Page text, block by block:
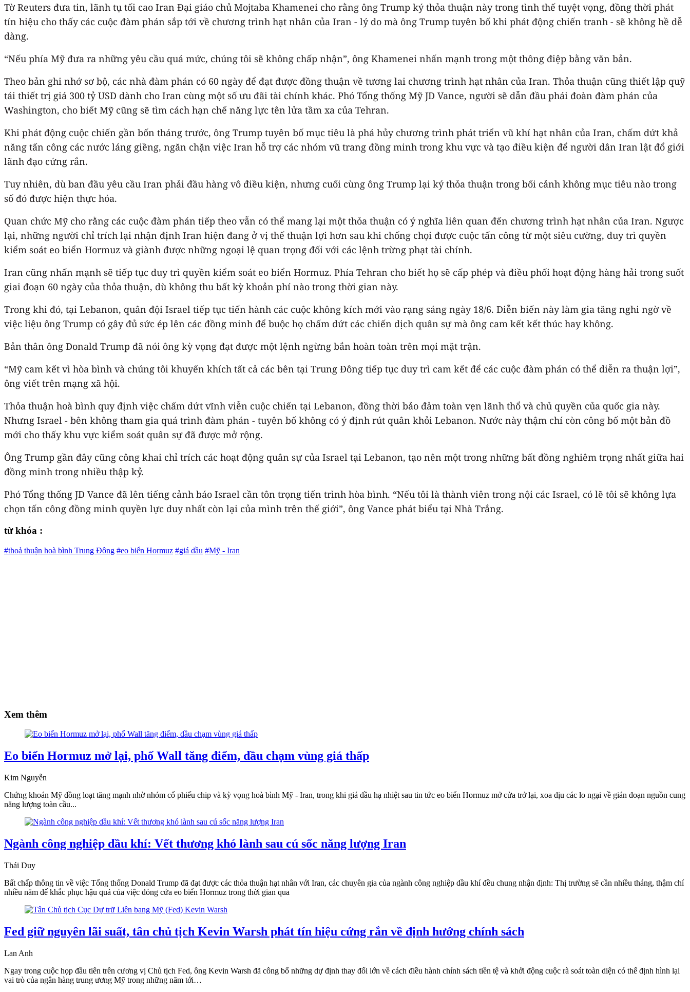
Tờ Reuters đưa tin, lãnh tụ tối cao Iran Đại giáo chủ Mojtaba Khamenei cho rằng ông Trump ký thỏa thuận này trong tình thế tuyệt vọng, đồng thời phát
tín hiệu cho thấy các cuộc đàm phán sắp tới về chương trình hạt nhân của Iran - lý do mà ông Trump tuyên bố khi phát động chiến tranh - sẽ không hề dễ
dàng.
“Nếu phía Mỹ đưa ra những yêu cầu quá mức, chúng tôi sẽ không chấp nhận”, ông Khamenei nhấn mạnh trong một thông điệp bằng văn bản.
Theo bản ghi nhớ sơ bộ, các nhà đàm phán có 60 ngày để đạt được đồng thuận về tương lai chương trình hạt nhân của Iran. Thỏa thuận cũng thiết lập quỹ
tái thiết trị giá 300 tỷ USD dành cho Iran cùng một số ưu đãi tài chính khác. Phó Tổng thống Mỹ JD Vance, người sẽ dẫn đầu phái đoàn đàm phán của
Washington, cho biết Mỹ cũng sẽ tìm cách hạn chế năng lực tên lửa tầm xa của Tehran.
Khi phát động cuộc chiến gần bốn tháng trước, ông Trump tuyên bố mục tiêu là phá hủy chương trình phát triển vũ khí hạt nhân của Iran, chấm dứt khả
năng tấn công các nước láng giềng, ngăn chặn việc Iran hỗ trợ các nhóm vũ trang đồng minh trong khu vực và tạo điều kiện để người dân Iran lật đổ giới
lãnh đạo cứng rắn.
Tuy nhiên, dù ban đầu yêu cầu Iran phải đầu hàng vô điều kiện, nhưng cuối cùng ông Trump lại ký thỏa thuận trong bối cảnh không mục tiêu nào trong
số đó được hiện thực hóa.
Quan chức Mỹ cho rằng các cuộc đàm phán tiếp theo vẫn có thể mang lại một thỏa thuận có ý nghĩa liên quan đến chương trình hạt nhân của Iran. Ngược
lại, những người chỉ trích lại nhận định Iran hiện đang ở vị thế thuận lợi hơn sau khi chống chọi được cuộc tấn công từ một siêu cường, duy trì quyền
kiểm soát eo biển Hormuz và giành được những ngoại lệ quan trọng đối với các lệnh trừng phạt tài chính.
Iran cũng nhấn mạnh sẽ tiếp tục duy trì quyền kiểm soát eo biển Hormuz. Phía Tehran cho biết họ sẽ cấp phép và điều phối hoạt động hàng hải trong suốt
giai đoạn 60 ngày của thỏa thuận, dù không thu bất kỳ khoản phí nào trong thời gian này.
Trong khi đó, tại Lebanon, quân đội Israel tiếp tục tiến hành các cuộc không kích mới vào rạng sáng ngày 18/6. Diễn biến này làm gia tăng nghi ngờ về
việc liệu ông Trump có gây đủ sức ép lên các đồng minh để buộc họ chấm dứt các chiến dịch quân sự mà ông cam kết kết thúc hay không.
Bản thân ông Donald Trump đã nói ông kỳ vọng đạt được một lệnh ngừng bắn hoàn toàn trên mọi mặt trận.
“Mỹ cam kết vì hòa bình và chúng tôi khuyến khích tất cả các bên tại Trung Đông tiếp tục duy trì cam kết để các cuộc đàm phán có thể diễn ra thuận lợi”,
ông viết trên mạng xã hội.
Thỏa thuận hoà bình quy định việc chấm dứt vĩnh viễn cuộc chiến tại Lebanon, đồng thời bảo đảm toàn vẹn lãnh thổ và chủ quyền của quốc gia này.
Nhưng Israel - bên không tham gia quá trình đàm phán - tuyên bố không có ý định rút quân khỏi Lebanon. Nước này thậm chí còn công bố một bản đồ
mới cho thấy khu vực kiểm soát quân sự đã được mở rộng.
Ông Trump gần đây cũng công khai chỉ trích các hoạt động quân sự của Israel tại Lebanon, tạo nên một trong những bất đồng nghiêm trọng nhất giữa hai
đồng minh trong nhiều thập kỷ.
Phó Tổng thống JD Vance đã lên tiếng cảnh báo Israel cần tôn trọng tiến trình hòa bình. “Nếu tôi là thành viên trong nội các Israel, có lẽ tôi sẽ không lựa
chọn tấn công đồng minh quyền lực duy nhất còn lại của mình trên thế giới”, ông Vance phát biểu tại Nhà Trắng.
từ khóa :
#thoả thuận hoà bình Trung Đông #eo biển Hormuz #giá dầu #Mỹ - Iran
Xem thêm
Eo biển Hormuz mở lại, phố Wall tăng điểm, dầu chạm vùng giá thấp
Kim Nguyễn
Chứng khoán Mỹ đồng loạt tăng mạnh nhờ nhóm cổ phiếu chip và kỳ vọng hoà bình Mỹ - Iran, trong khi giá dầu hạ nhiệt sau tin tức eo biển Hormuz mở cửa trở lại, xoa dịu các lo ngại về gián đoạn nguồn cung
năng lượng toàn cầu...
Ngành công nghiệp dầu khí: Vết thương khó lành sau cú sốc năng lượng Iran
Thái Duy
Bất chấp thông tin về việc Tổng thống Donald Trump đã đạt được các thỏa thuận hạt nhân với Iran, các chuyên gia của ngành công nghiệp dầu khí đều chung nhận định: Thị trường sẽ cần nhiều tháng, thậm chí
nhiều năm để khắc phục hậu quả của việc đóng cửa eo biển Hormuz trong thời gian qua
Fed giữ nguyên lãi suất, tân chủ tịch Kevin Warsh phát tín hiệu cứng rắn về định hướng chính sách
Lan Anh
Ngay trong cuộc họp đầu tiên trên cương vị Chủ tịch Fed, ông Kevin Warsh đã công bố những dự định thay đổi lớn về cách điều hành chính sách tiền tệ và khởi động cuộc rà soát toàn diện có thể định hình lại
vai trò của ngân hàng trung ương Mỹ trong những năm tới…